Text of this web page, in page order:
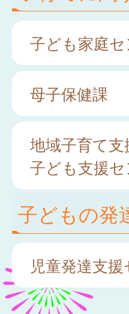
子ども家庭
母子保健課
地域子育て支
子ども支援
子どもの発
児童発達支